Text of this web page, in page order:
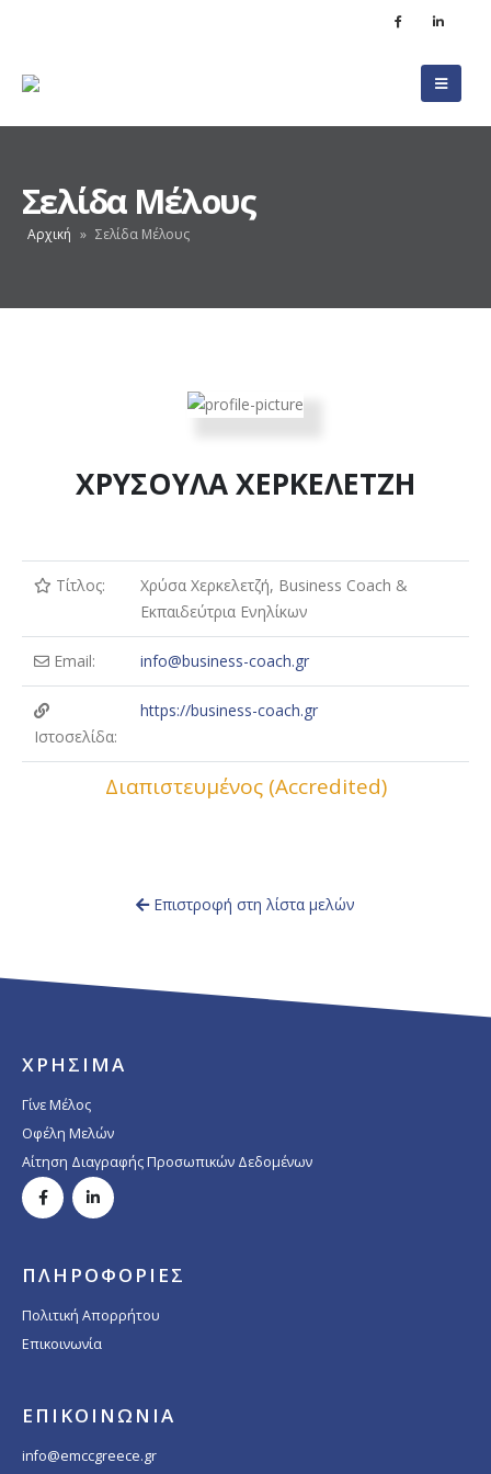
Σελίδα Μέλους
Αρχική » Σελίδα Μέλους
ΧΡΥΣΟΥΛΑ ΧΕΡΚΕΛΕΤΖΗ
Τίτλος:
Χρύσα Χερκελετζή, Business Coach &
Εκπαιδεύτρια Ενηλίκων
Email: info@business-coach.gr
Ιστοσελίδα:
https://business-coach.gr
Διαπιστευμένος (Accredited)
Επιστροφή στη λίστα μελών
ΧΡΗΣΙΜΑ
Γίνε Μέλος
Οφέλη Μελών
Αίτηση Διαγραφής Προσωπικών Δεδομένων
ΠΛΗΡΟΦΟΡΙΕΣ
Πολιτική Απορρήτου
Επικοινωνία
ΕΠΙΚΟΙΝΩΝΙΑ
info@emccgreece.gr